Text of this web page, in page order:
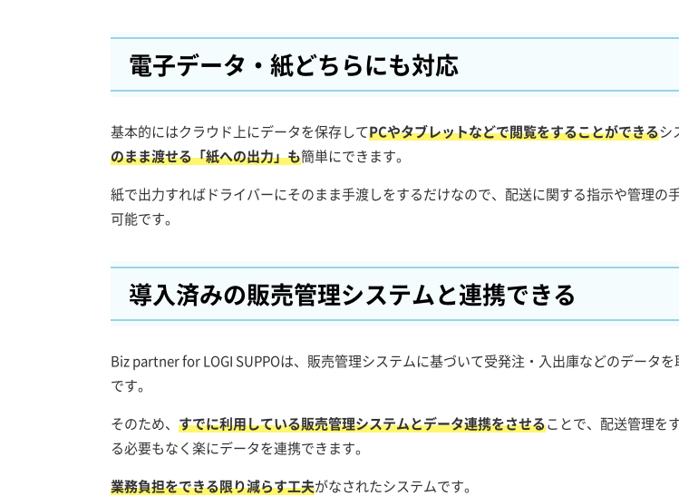
電子データ・紙どちらにも対応
基本的にはクラウド上にデータを保存してPCやタブレットなどで閲覧をすることができるシ
のまま渡せる「紙への出力」も簡単にできます。
紙で出力すればドライバーにそのまま手渡しをするだけなので、配送に関する指示や管理の
可能です。
導入済みの販売管理システムと連携できる
Biz partner for LOGI SUPPOは、販売管理システムに基づいて受発注・入出庫などのデータ
です。
そのため、 すでに利用している販売管理システムとデータ連携をさせることで、配送管理を
る必要もなく楽にデータを連携できます。
業務負担をできる限り減らす工夫がなされたシステムです。